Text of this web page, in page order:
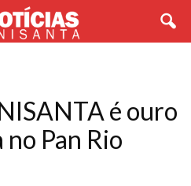
é ouro
Pan Rio